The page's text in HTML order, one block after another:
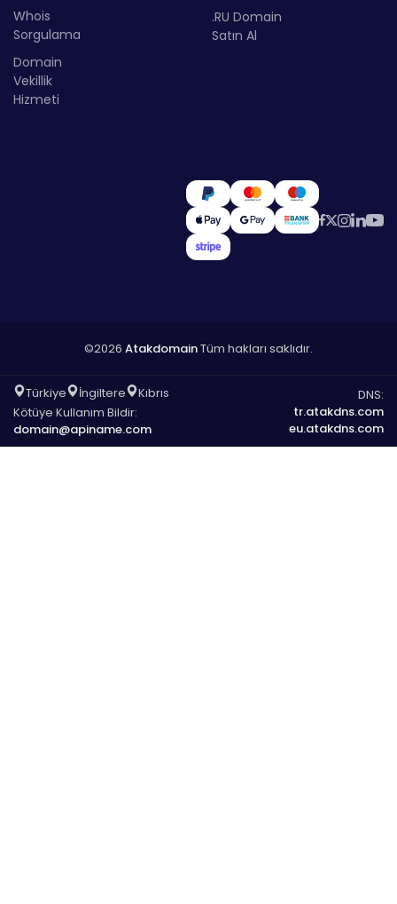
Whois
Sorgulama
Domain
Vekillik
Hizmeti
.RU Domain
Satın Al
©2026 AtakdomainTüm hakları saklıdır.
Türkiye İngiltere
Kıbrıs
Kötüye Kullanım Bildir:
domain@apiname.com
DNS:
tr.atakdns.com
eu.atakdns.com